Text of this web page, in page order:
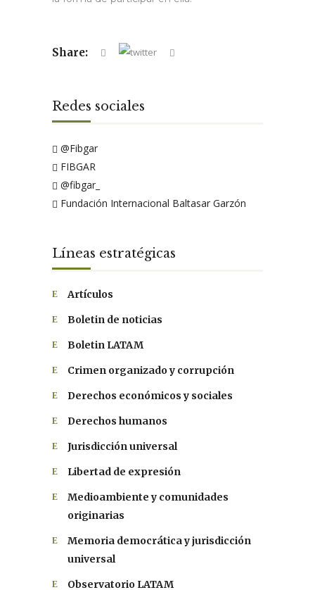
Share:
Redes sociales
@Fibgar
FIBGAR
@fibgar_
Fundación Internacional Baltasar Garzón
Líneas estratégicas
Artículos
Boletin de noticias
Boletin LATAM
Crimen organizado y corrupción
Derechos económicos y sociales
Derechos humanos
Jurisdicción universal
Libertad de expresión
Medioambiente y comunidades
originarias
Memoria democrática y jurisdicción
universal
Observatorio LATAM